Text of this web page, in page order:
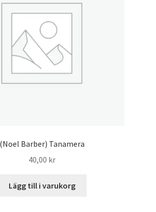
(Noel Barber) Tanamera
40,00 kr
Lägg till i varukorg